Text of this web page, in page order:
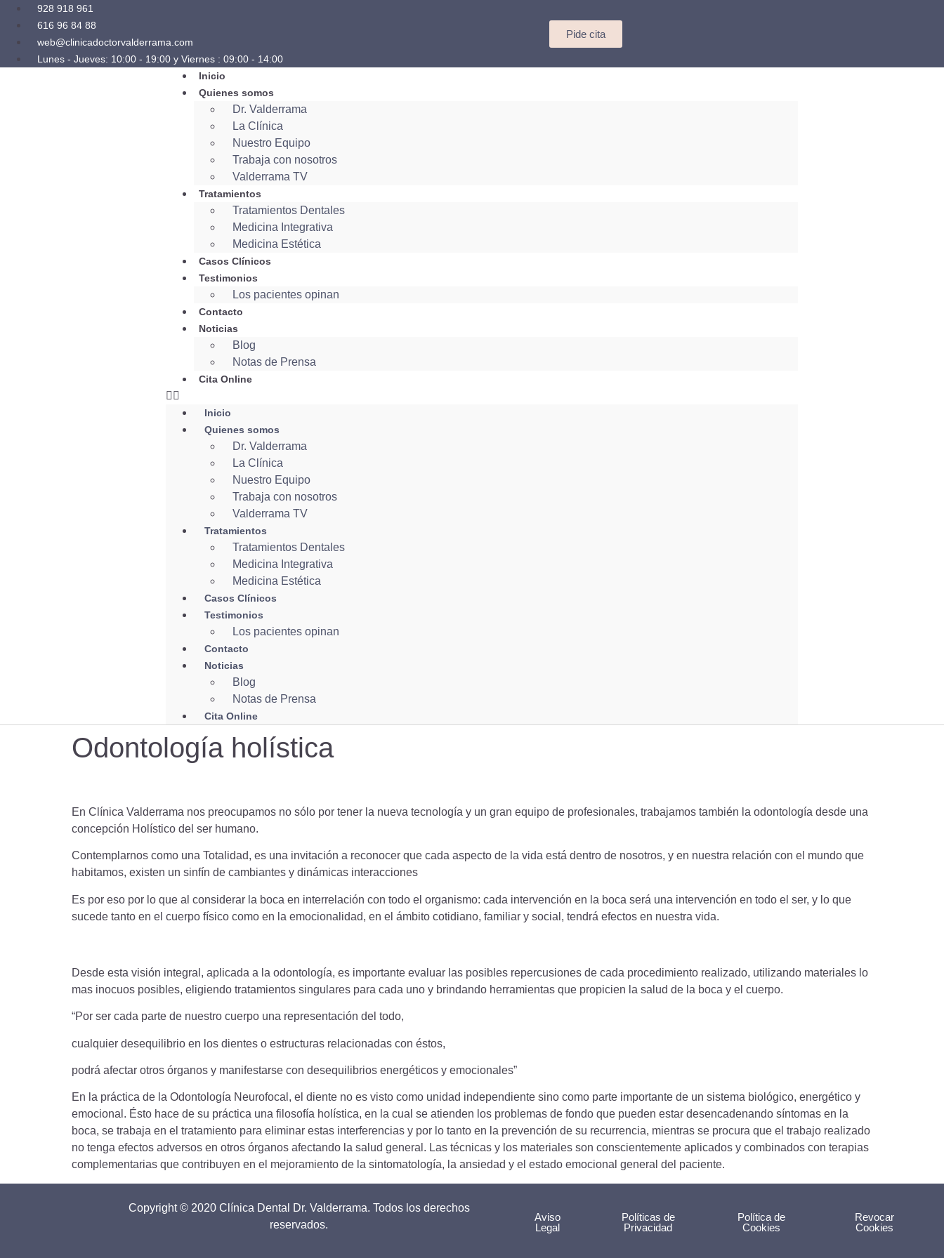
928 918 961
616 96 84 88
web@clinicadoctorvalderrama.com
Lunes - Jueves: 10:00 - 19:00 y Viernes : 09:00 - 14:00
Pide cita
Inicio
Quienes somos
Dr. Valderrama
La Clínica
Nuestro Equipo
Trabaja con nosotros
Valderrama TV
Tratamientos
Tratamientos Dentales
Medicina Integrativa
Medicina Estética
Casos Clínicos
Testimonios
Los pacientes opinan
Contacto
Noticias
Blog
Notas de Prensa
Cita Online
Inicio
Quienes somos
Dr. Valderrama
La Clínica
Nuestro Equipo
Trabaja con nosotros
Valderrama TV
Tratamientos
Tratamientos Dentales
Medicina Integrativa
Medicina Estética
Casos Clínicos
Testimonios
Los pacientes opinan
Contacto
Noticias
Blog
Notas de Prensa
Cita Online
Odontología holística
En Clínica Valderrama nos preocupamos no sólo por tener la nueva tecnología y un gran equipo de profesionales, trabajamos también la odontología desde una
concepción Holístico del ser humano.
Contemplarnos como una Totalidad, es una invitación a reconocer que cada aspecto de la vida está dentro de nosotros, y en nuestra relación con el mundo que
habitamos, existen un sinfín de cambiantes y dinámicas interacciones
Es por eso por lo que al considerar la boca en interrelación con todo el organismo: cada intervención en la boca será una intervención en todo el ser, y lo que
sucede tanto en el cuerpo físico como en la emocionalidad, en el ámbito cotidiano, familiar y social, tendrá efectos en nuestra vida.
Desde esta visión integral, aplicada a la odontología, es importante evaluar las posibles repercusiones de cada procedimiento realizado, utilizando materiales lo
mas inocuos posibles, eligiendo tratamientos singulares para cada uno y brindando herramientas que propicien la salud de la boca y el cuerpo.
“Por ser cada parte de nuestro cuerpo una representación del todo,
cualquier desequilibrio en los dientes o estructuras relacionadas con éstos,
podrá afectar otros órganos y manifestarse con desequilibrios energéticos y emocionales”
En la práctica de la Odontología Neurofocal, el diente no es visto como unidad independiente sino como parte importante de un sistema biológico, energético y
emocional. Ésto hace de su práctica una filosofía holística, en la cual se atienden los problemas de fondo que pueden estar desencadenando síntomas en la
boca, se trabaja en el tratamiento para eliminar estas interferencias y por lo tanto en la prevención de su recurrencia, mientras se procura que el trabajo realizado
no tenga efectos adversos en otros órganos afectando la salud general. Las técnicas y los materiales son conscientemente aplicados y combinados con terapias
complementarias que contribuyen en el mejoramiento de la sintomatología, la ansiedad y el estado emocional general del paciente.
Copyright © 2020 Clínica Dental Dr. Valderrama. Todos los derechos
reservados.
Aviso
Legal
Políticas de
Privacidad
Política de
Cookies
Revocar
Cookies